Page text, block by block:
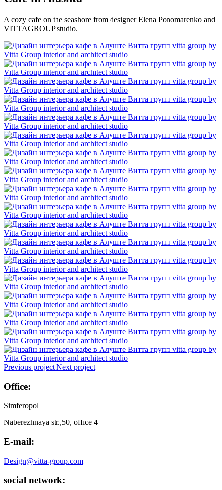
A cozy cafe on the seashore from designer Elena Ponomarenko and
VITTAGROUP studio.
Previous project Next project
Office:
Simferopol
Naberezhnaya str.,50, office 4
E-mail:
Design@vitta-group.com
social network: